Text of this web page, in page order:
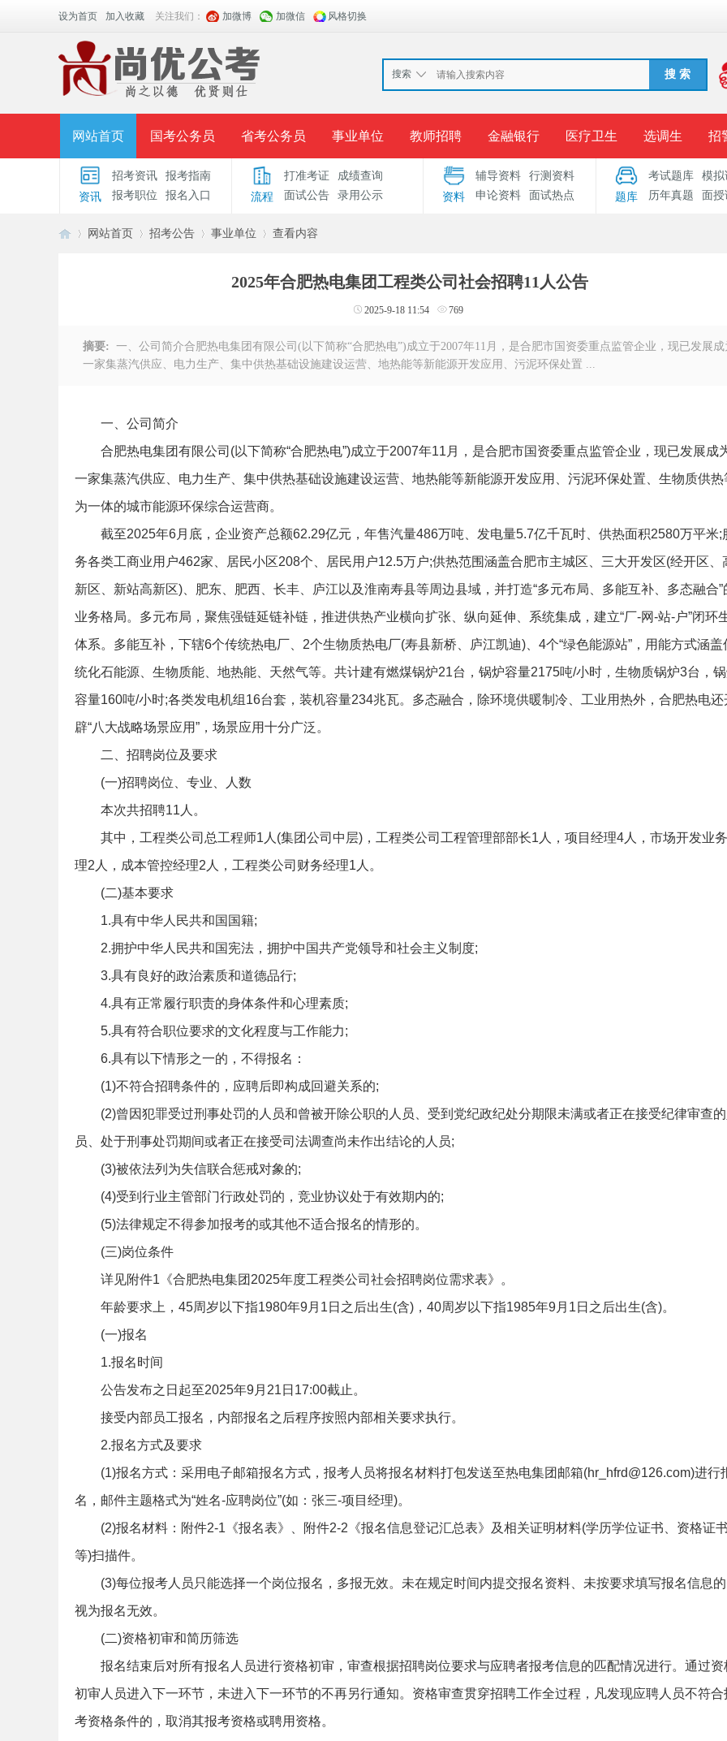
设为首页 加入收藏 关注我们： 加微博 加微信 风格切换
搜索 搜 索
网站首页 国考公务员 省考公务员 事业单位 教师招聘 金融银行 医疗卫生 选调生 招
面授课程 招考公告 面试公告 报考指导 准考证打印 成绩查询 录用公示 考
时政热点 视频课堂 名师团队 学员风采
资讯
招考资讯
报考指南
报考职位
报名入口 流程
打准考证
成绩查询
面试公告
录用公示 资料
辅导资料
行测资料
申论资料
面试热点 题库
考试题库
模拟
历年真题
面
网站首页 招考公告 事业单位 查看内容
2025年合肥热电集团工程类公司社会招聘11人公告
2025-9-18 11:54 769
摘要: 一、公司简介合肥热电集团有限公司(以下简称“合肥热电”)成立于2007年11月，是合肥市国资委重点监管企业，现已发展成
一家集蒸汽供应、电力生产、集中供热基础设施建设运营、地热能等新能源开发应用、污泥环保处置 ...
一、公司简介
合肥热电集团有限公司(以下简称“合肥热电”)成立于2007年11月，是合肥市国资委重点监管企业，现已发展成
一家集蒸汽供应、电力生产、集中供热基础设施建设运营、地热能等新能源开发应用、污泥环保处置、生物质供热
为一体的城市能源环保综合运营商。
截至2025年6月底，企业资产总额62.29亿元，年售汽量486万吨、发电量5.7亿千瓦时、供热面积2580万平米;
务各类工商业用户462家、居民小区208个、居民用户12.5万户;供热范围涵盖合肥市主城区、三大开发区(经开区、
新区、新站高新区)、肥东、肥西、长丰、庐江以及淮南寿县等周边县域，并打造“多元布局、多能互补、多态融合”
业务格局。多元布局，聚焦强链延链补链，推进供热产业横向扩张、纵向延伸、系统集成，建立“厂-网-站-户”闭环
体系。多能互补，下辖6个传统热电厂、2个生物质热电厂(寿县新桥、庐江凯迪)、4个“绿色能源站”，用能方式涵盖
统化石能源、生物质能、地热能、天然气等。共计建有燃煤锅炉21台，锅炉容量2175吨/小时，生物质锅炉3台，
容量160吨/小时;各类发电机组16台套，装机容量234兆瓦。多态融合，除环境供暖制冷、工业用热外，合肥热电还
辟“八大战略场景应用”，场景应用十分广泛。
二、招聘岗位及要求
(一)招聘岗位、专业、人数
本次共招聘11人。
其中，工程类公司总工程师1人(集团公司中层)，工程类公司工程管理部部长1人，项目经理4人，市场开发业
理2人，成本管控经理2人，工程类公司财务经理1人。
(二)基本要求
1.具有中华人民共和国国籍;
2.拥护中华人民共和国宪法，拥护中国共产党领导和社会主义制度;
3.具有良好的政治素质和道德品行;
4.具有正常履行职责的身体条件和心理素质;
5.具有符合职位要求的文化程度与工作能力;
6.具有以下情形之一的，不得报名：
(1)不符合招聘条件的，应聘后即构成回避关系的;
(2)曾因犯罪受过刑事处罚的人员和曾被开除公职的人员、受到党纪政纪处分期限未满或者正在接受纪律审查
员、处于刑事处罚期间或者正在接受司法调查尚未作出结论的人员;
(3)被依法列为失信联合惩戒对象的;
(4)受到行业主管部门行政处罚的，竞业协议处于有效期内的;
(5)法律规定不得参加报考的或其他不适合报名的情形的。
(三)岗位条件
详见附件1《合肥热电集团2025年度工程类公司社会招聘岗位需求表》。
年龄要求上，45周岁以下指1980年9月1日之后出生(含)，40周岁以下指1985年9月1日之后出生(含)。
(一)报名
1.报名时间
公告发布之日起至2025年9月21日17:00截止。
接受内部员工报名，内部报名之后程序按照内部相关要求执行。
2.报名方式及要求
(1)报名方式：采用电子邮箱报名方式，报考人员将报名材料打包发送至热电集团邮箱(hr_hfrd@126.com)进行
名，邮件主题格式为“姓名-应聘岗位”(如：张三-项目经理)。
(2)报名材料：附件2-1《报名表》、附件2-2《报名信息登记汇总表》及相关证明材料(学历学位证书、资格证
等)扫描件。
(3)每位报考人员只能选择一个岗位报名，多报无效。未在规定时间内提交报名资料、未按要求填写报名信息
视为报名无效。
(二)资格初审和简历筛选
报名结束后对所有报名人员进行资格初审，审查根据招聘岗位要求与应聘者报考信息的匹配情况进行。通过资
初审人员进入下一环节，未进入下一环节的不再另行通知。资格审查贯穿招聘工作全过程，凡发现应聘人员不符合
考资格条件的，取消其报考资格或聘用资格。